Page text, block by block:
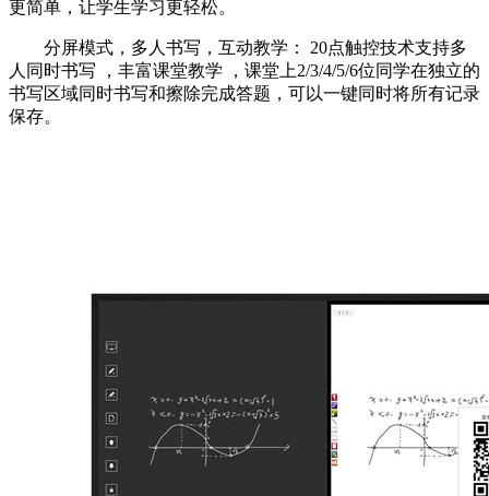
更简单，让学生学习更轻松。
分屏模式，多人书写，互动教学： 20点触控技术支持多
人同时书写 ，丰富课堂教学 ，课堂上2/3/4/5/6位同学在独立的
书写区域同时书写和擦除完成答题，可以一键同时将所有记录
保存。